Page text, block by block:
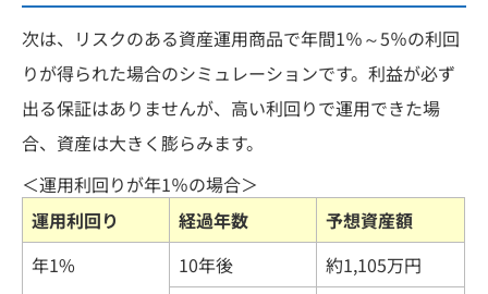
次は、リスクのある資産運用商品で年間1％～5％の利回
りが得られた場合のシミュレーションです。利益が必ず
出る保証はありませんが、高い利回りで運用できた場
合、資産は大きく膨らみます。
＜運用利回りが年1％の場合＞
運用利回り
経過年数
予想資産額
年1%
10年後
約1,105万円